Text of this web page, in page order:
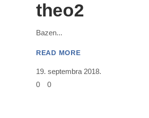
theo2
Bazen
READ MORE
19. septembra 2018.
0
0